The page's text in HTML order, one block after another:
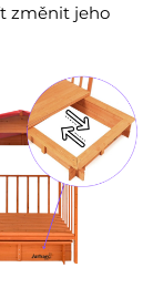
změnit jeho